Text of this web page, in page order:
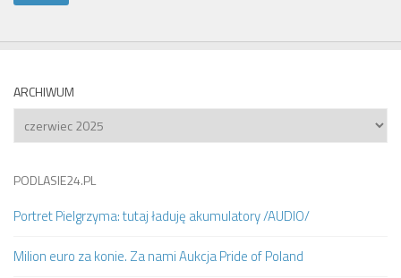
ARCHIWUM
Archiwum
PODLASIE24.PL
Portret Pielgrzyma: tutaj ładuję akumulatory /AUDIO/
Milion euro za konie. Za nami Aukcja Pride of Poland